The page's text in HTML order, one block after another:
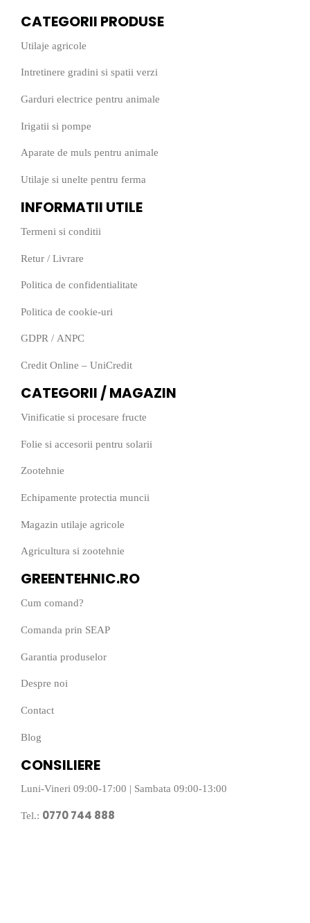
CATEGORII PRODUSE
Utilaje agricole
Intretinere gradini si spatii verzi
Garduri electrice pentru animale
Irigatii si pompe
Aparate de muls pentru animale
Utilaje si unelte pentru ferma
INFORMATII UTILE
Termeni si conditii
Retur / Livrare
Politica de confidentialitate
Politica de cookie-uri
GDPR / ANPC
Credit Online – UniCredit
CATEGORII / MAGAZIN
Vinificatie si procesare fructe
Folie si accesorii pentru solarii
Zootehnie
Echipamente protectia muncii
Magazin utilaje agricole
Agricultura si zootehnie
GREENTEHNIC.RO
Cum comand?
Comanda prin SEAP
Garantia produselor
Despre noi
Contact
Blog
CONSILIERE
Luni-Vineri 09:00-17:00 | Sambata 09:00-13:00
Tel.: 0770 744 888